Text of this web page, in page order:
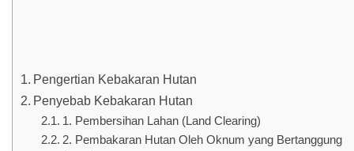
Pengertian Kebakaran Hutan
Penyebab Kebakaran Hutan
1. Pembersihan Lahan (Land Clearing)
2. Pembakaran Hutan Oleh Oknum yang Bertanggung